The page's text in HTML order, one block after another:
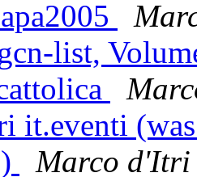
list,
it.eventi
Marco d'Itri